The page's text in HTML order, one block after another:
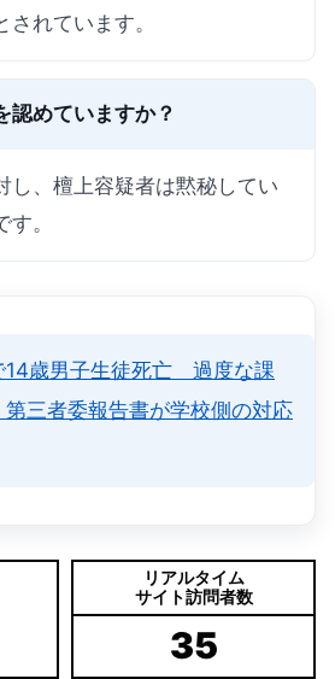
れています。
認めていますか？
し、檀上容疑者は黙秘してい
。
14歳男子生徒死亡 過度な課
三者委報告書が学校側の対応
リアルタイム
サイト訪問者数
35